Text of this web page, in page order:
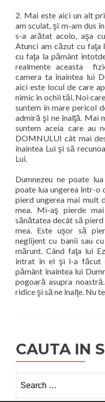
2. Mai este aici un alt
am sculat, şi m-am dus
s-a arătat acolo, aşa
Atunci am căzut cu faţa
cu faţa la pământ
realmente aceasta
camera ta înaintea lui
aici este locul de care
nimic în ochii tăi. Noi
suntem în mare pericol
admiră şi ne înalţă. Mai
suntem aceia care au
DOMNULUI cât mai
înaintea Lui şi să
Lui.
Dumnezeu ne poate
poate lua ungerea într-o
pierd ungerea mai mult
mea. Mi-aş pierde
sănătatea decât să
mea. Este uşor să
neglijent cu banii sau
mărunt. Când faţa lui
intrat în el şi l-a făcut
pământ înaintea lui
pogoară asupra
ridice şi să ne înalţe. Nu
CAUTA IN
for: